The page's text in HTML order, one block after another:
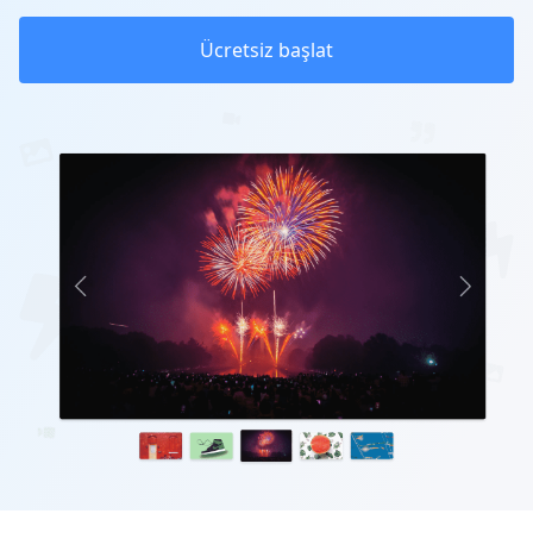
Ücretsiz başlat